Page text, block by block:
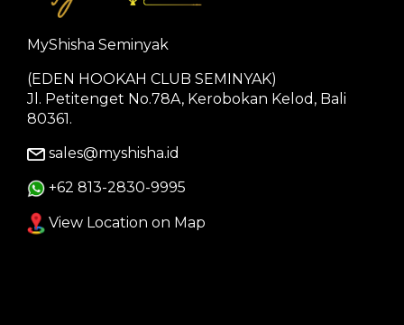
MyShisha Seminyak
(EDEN HOOKAH CLUB SEMINYAK)
Jl. Petitenget No.78A, Kerobokan Kelod, Bali
80361.
sales@myshisha.id
+62 813-2830-9995
View Location on Map